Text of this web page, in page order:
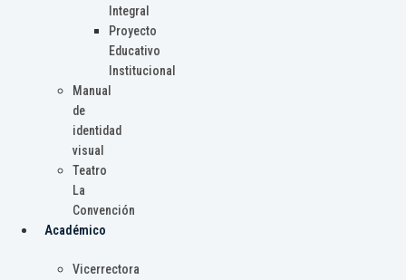
Integral
Proyecto
Educativo
Institucional
Manual
de
identidad
visual
Teatro
La
Convención
Académico
Vicerrectora